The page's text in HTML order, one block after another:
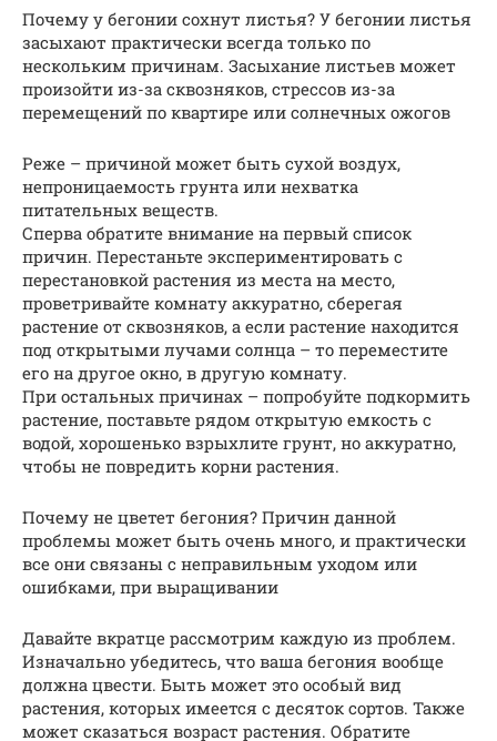
Почему у бегонии сохнут листья? У бегонии листья
засыхают практически всегда только по
нескольким причинам. Засыхание листьев может
произойти из-за сквозняков, стрессов из-за
перемещений по квартире или солнечных ожогов
Реже – причиной может быть сухой воздух,
непроницаемость грунта или нехватка
питательных веществ.
Сперва обратите внимание на первый список
причин. Перестаньте экспериментировать с
перестановкой растения из места на место,
проветривайте комнату аккуратно, сберегая
растение от сквозняков, а если растение находится
под открытыми лучами солнца – то переместите
его на другое окно, в другую комнату.
При остальных причинах – попробуйте подкормить
растение, поставьте рядом открытую емкость с
водой, хорошенько взрыхлите грунт, но аккуратно,
чтобы не повредить корни растения.
Почему не цветет бегония? Причин данной
проблемы может быть очень много, и практически
все они связаны с неправильным уходом или
ошибками, при выращивании
Давайте вкратце рассмотрим каждую из проблем.
Изначально убедитесь, что ваша бегония вообще
должна цвести. Быть может это особый вид
растения, которых имеется с десяток сортов. Также
может сказаться возраст растения. Обратите